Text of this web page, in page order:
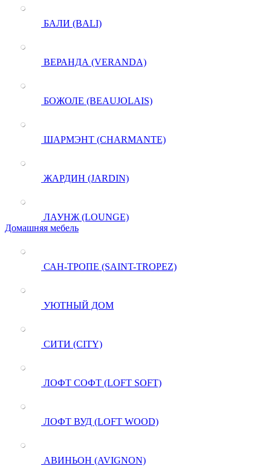
БАЛИ (BALI)
ВЕРАНДА (VERANDA)
БОЖОЛЕ (BEAUJOLAIS)
ШАРМЭНТ (CHARMANTE)
ЖАРДИН (JARDIN)
ЛАУНЖ (LOUNGE)
Домашняя мебель
САН-ТРОПЕ (SAINT-TROPEZ)
УЮТНЫЙ ДОМ
СИТИ (CITY)
ЛОФТ СОФТ (LOFT SOFT)
ЛОФТ ВУД (LOFT WOOD)
АВИНЬОН (AVIGNON)